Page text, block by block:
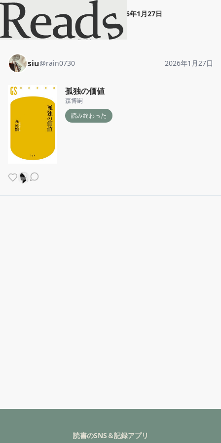
siu" 孤独の価値" 2026年1月27日
ホーム siu 投稿
siu@rain0730 2026年1月27日
孤独の価値
森博嗣
読み終わった
読書のSNS＆記録アプリ